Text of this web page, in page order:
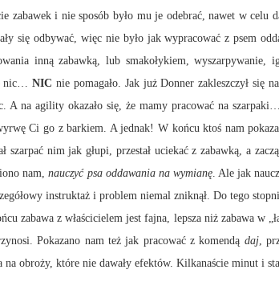
zabawek i nie sposób było mu je odebrać, nawet w celu
się odbywać, więc nie było jak wypracować z psem
inną zabawką, lub smakołykiem, wyszarpywanie,
– nic…NIC nie pomagało. Jak już Donner zakleszczył się
A na agility okazało się, że mamy pracować na
Ci go z barkiem. A jednak! W końcu ktoś nam
nim jak głupi, przestał uciekać z zabawką, a
nam,nauczyć psa oddawania na wymianę. Ale jak
instruktaż i problem niemal zniknął. Do tego
zabawa z właścicielem jest fajna, lepsza niż zabawa w
Pokazano nam też jak pracować z komendą daj,
obroży, które nie dawały efektów. Kilkanaście minut i